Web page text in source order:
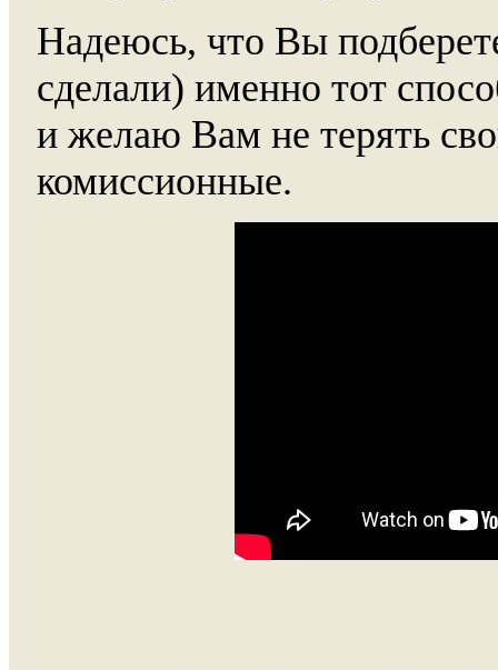
Надеюсь, что Вы
сделали) именно тот
и желаю Вам не терять
комиссионные.